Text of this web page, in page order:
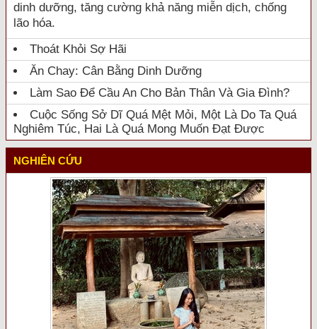
dinh dưỡng, tăng cường khả năng miễn dịch, chống
lão hóa.
Thoát Khỏi Sợ Hãi
Ăn Chay: Cân Bằng Dinh Dưỡng
Làm Sao Để Cầu An Cho Bản Thân Và Gia Đình?
Cuộc Sống Sở Dĩ Quá Mệt Mỏi, Một Là Do Ta Quá
Nghiêm Túc, Hai Là Quá Mong Muốn Đạt Được
NGHIÊN CỨU